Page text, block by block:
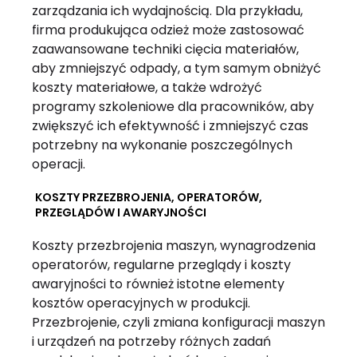
zarządzania ich wydajnością. Dla przykładu,
firma produkująca odzież może zastosować
zaawansowane techniki cięcia materiałów,
aby zmniejszyć odpady, a tym samym obniżyć
koszty materiałowe, a także wdrożyć
programy szkoleniowe dla pracowników, aby
zwiększyć ich efektywność i zmniejszyć czas
potrzebny na wykonanie poszczególnych
operacji.
KOSZTY PRZEZBROJENIA, OPERATORÓW,
PRZEGLĄDÓW I AWARYJNOŚCI
Koszty przezbrojenia maszyn, wynagrodzenia
operatorów, regularne przeglądy i koszty
awaryjności to również istotne elementy
kosztów operacyjnych w produkcji.
Przezbrojenie, czyli zmiana konfiguracji maszyn
i urządzeń na potrzeby różnych zadań